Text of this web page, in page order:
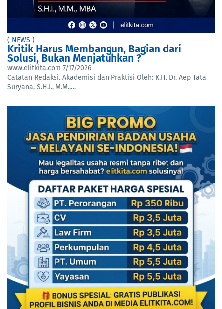
( NEWS )
Kritik Harus Membangun, Bagian dari
Solusi, Bukan Menjatuhkan ?
www.elitkita.com 7/17/2026
Catatan Redaksi. Akademisi dan Praktisi Oleh: K.H. Dr. Aep Tata
Suryana, S.H.I., M.M.,…